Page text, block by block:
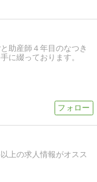
助産師４年目のなつき
に綴っております。
上の求人情報がオスス